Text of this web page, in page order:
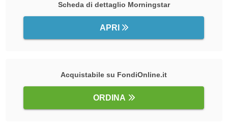
Scheda di dettaglio Morningstar
APRI
Acquistabile su FondiOnline.it
ORDINA